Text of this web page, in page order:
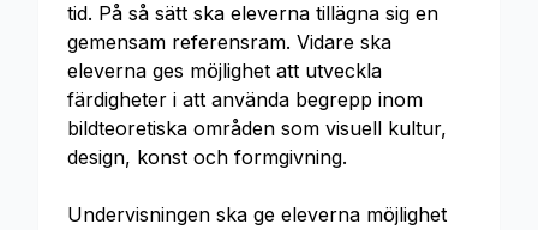
tid. På så sätt ska eleverna tillägna sig en
gemensam referensram. Vidare ska
eleverna ges möjlighet att utveckla
färdigheter i att använda begrepp inom
bildteoretiska områden som visuell kultur,
design, konst och formgivning.
Undervisningen ska ge eleverna möjlighet